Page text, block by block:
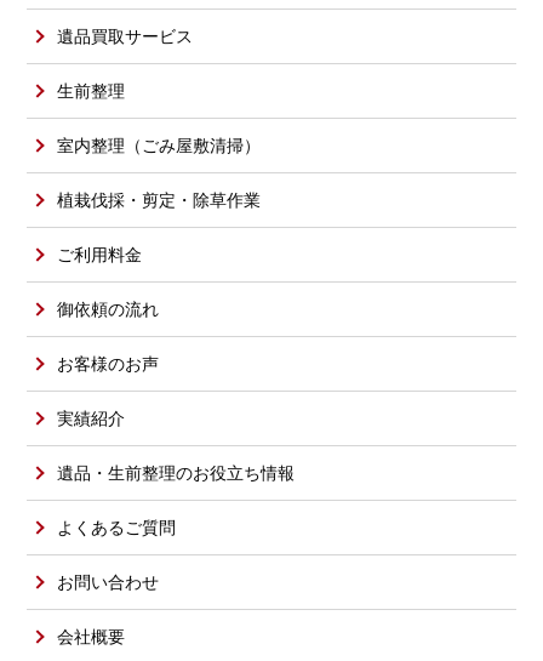
遺品買取サービス
生前整理
室内整理（ごみ屋敷清掃）
植栽伐採・剪定・除草作業
ご利用料金
御依頼の流れ
お客様のお声
実績紹介
遺品・生前整理のお役立ち情報
よくあるご質問
お問い合わせ
会社概要